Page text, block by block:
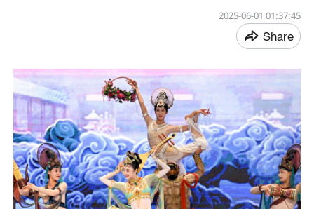
01:37:45 2025-06-01
Share